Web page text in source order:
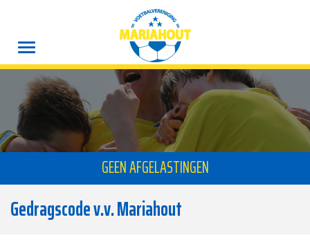
GEEN AFGELASTINGEN
Gedragscode v.v. Mariahout